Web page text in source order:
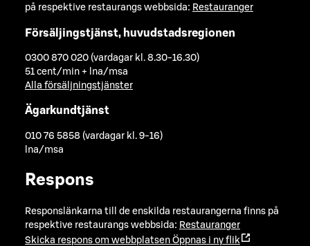
på respektive restaurangs webbsida: Restauranger
Försäljingstjänst, huvudstadsregionen
0300 870 020 (vardagar kl. 8.30-16.30)
51 cent/min + lna/msa
Alla försäljningstjänster
Ägarkundtjänst
010 76 5858 (vardagar kl. 9-16)
lna/msa
Respons
Responslänkarna till de enskilda restaurangerna finns på
respektive restaurangs webbsida: Restauranger
Skicka respons om webbplatsen Öppnas i ny flik